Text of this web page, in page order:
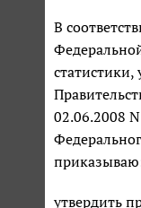
В
02.06.2008
утвердить